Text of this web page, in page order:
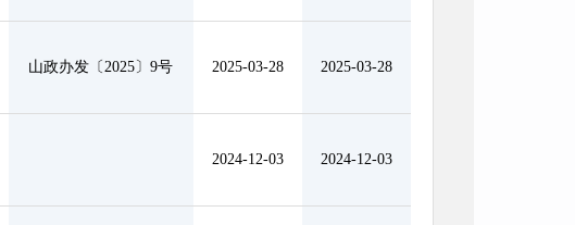
山政办发〔2025〕9号 2025-03-28 2025-03-28
2024-12-03 2024-12-03